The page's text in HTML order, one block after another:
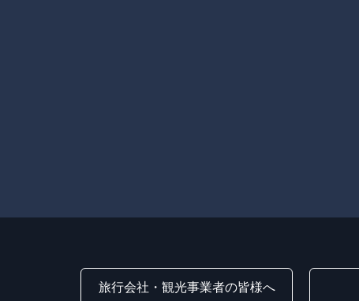
旅行会社・観光事業者の皆様へ